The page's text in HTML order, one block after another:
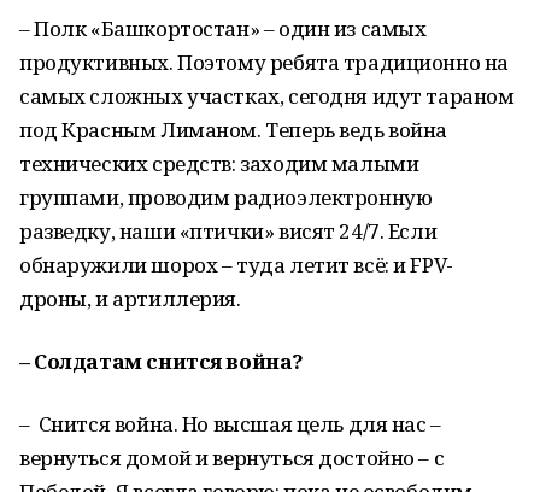
– Полк «Башкортостан» – один из самых
продуктивных. Поэтому ребята традиционно на
самых сложных участках, сегодня идут тараном
под Красным Лиманом. Теперь ведь война
технических средств: заходим малыми
группами, проводим радиоэлектронную
разведку, наши «птички» висят 24/7. Если
обнаружили шорох – туда летит всё: и FPV-
дроны, и артиллерия.
– Солдатам снится война?
– Снится война. Но высшая цель для нас –
вернуться домой и вернуться достойно – с